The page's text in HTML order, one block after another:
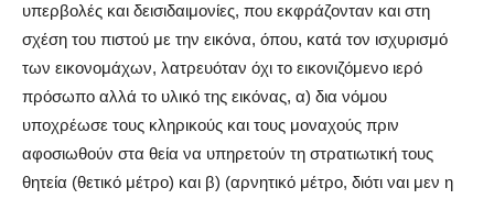
υπερβολές και δεισιδαιμονίες, που εκφράζονταν και στη
σχέση του πιστού με την εικόνα, όπου, κατά τον ισχυρισμό
των εικονομάχων, λατρευόταν όχι το εικονιζόμενο ιερό
πρόσωπο αλλά το υλικό της εικόνας, α) δια νόμου
υποχρέωσε τους κληρικούς και τους μοναχούς πριν
αφοσιωθούν στα θεία να υπηρετούν τη στρατιωτική τους
θητεία (θετικό μέτρο) και β) (αρνητικό μέτρο, διότι ναι μεν η